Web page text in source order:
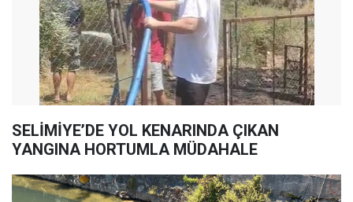
SELİMİYE’DE YOL KENARINDA ÇIKAN
YANGINA HORTUMLA MÜDAHALE